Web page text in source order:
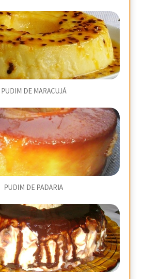
PUDIM DE MARACUJÁ
PUDIM DE PADARIA